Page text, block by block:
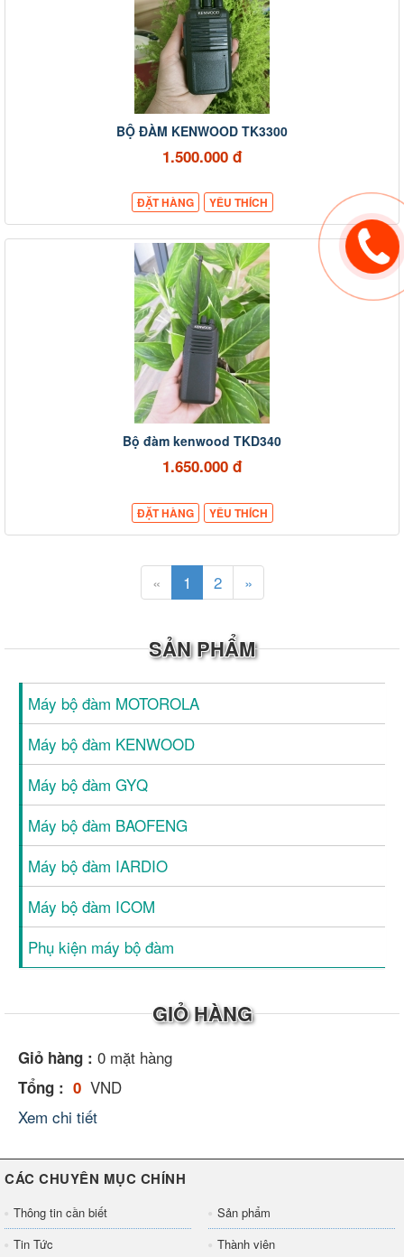
BỘ ĐÀM KENWOOD TK3300
1.500.000 đ
ĐẶT HÀNG YÊU THÍCH
Bộ đàm kenwood TKD340
1.650.000 đ
ĐẶT HÀNG YÊU THÍCH
« 1 2 »
SẢN PHẨM
Máy bộ đàm MOTOROLA
Máy bộ đàm KENWOOD
Máy bộ đàm GYQ
Máy bộ đàm BAOFENG
Máy bộ đàm IARDIO
Máy bộ đàm ICOM
Phụ kiện máy bộ đàm
GIỎ HÀNG
Giỏ hàng : 0 mặt hàng
Tổng : 0 VND
Xem chi tiết
CÁC CHUYÊN MỤC CHÍNH
Thông tin cần biết
Sản phẩm
Tin Tức
Thành viên